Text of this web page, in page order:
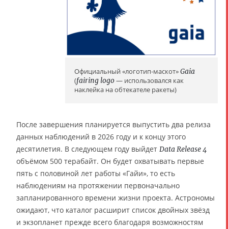
Официальный «логотип-маскот»Gaia
(fairing logo— использовался как
наклейка на обтекателе ракеты)
После завершения планируется выпустить два релиза
данных наблюдений в 2026 году и к концу этого
десятилетия. В следующем году выйдет Data Release 4
объёмом 500 терабайт. Он будет охватывать первые
пять с половиной лет работы «Гайи», то есть
наблюдениям на протяжении первоначально
запланированного времени жизни проекта. Астрономы
ожидают, что каталог расширит список двойных звёзд
и экзопланет прежде всего благодаря возможностям